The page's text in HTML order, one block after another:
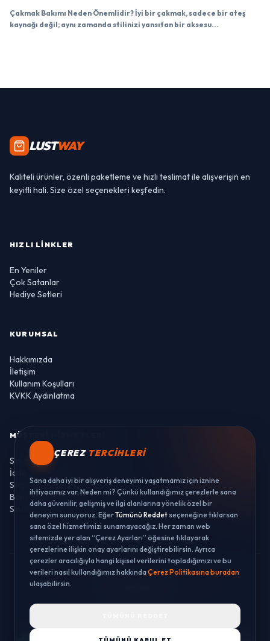
Çakmak Bakımı Neden Önemlidir? İyi bir çakmak, sadece bir ateş
kaynağı değil; aynı zamanda stilinizi yansıtan bir aksesu...
LUSTWAY
Kaliteli ürünler, özenli paketleme ve hızlı teslimat ile alışverişin en
keyifli hali. Size özel seçenekleri keşfedin.
HIZLI LINKLER
En Yeniler
Çok Satanlar
Hediye Setleri
KURUMSAL
Hakkımızda
İletişim
Kullanım Koşulları
KVKK Aydınlatma
MÜŞTERI HIZMETLERI
Sipariş Takibi
İade ve Değişim
Sıkça Sorulan Sorular
Banka Hesaplarımız
Sipariş Takibi
© 2026 LUSTWAY. TÜM HAKLARI SAKLIDIR.
ÇEREZ TERCIHLERI
Sana daha iyi bir alışveriş deneyimi yaşatmamız için iznine
ihtiyacımız var. Neden mi? Çünkü kullandığımız çerezlerle sana
daha güvenilir, gelişmiş ve ilgi alanlarına yönelik özel bir
deneyim sunuyoruz. EğerTümünü Reddet seçeneğine tıklarsan
sana özel hizmetimizi sunamayacağız. Her zaman web
sitemizde yer alan “Çerez Ayarları” öğesine tıklayarak
çerezlerine ilişkin onay ayarlarını değiştirebilirsin. Ayrıca
çerezler aracılığıyla hangi kişisel verilerini topladığımızı ve bu
verileri nasıl kullandığımız hakkındaÇerez Politikasına buradan
ulaşabilirsin.